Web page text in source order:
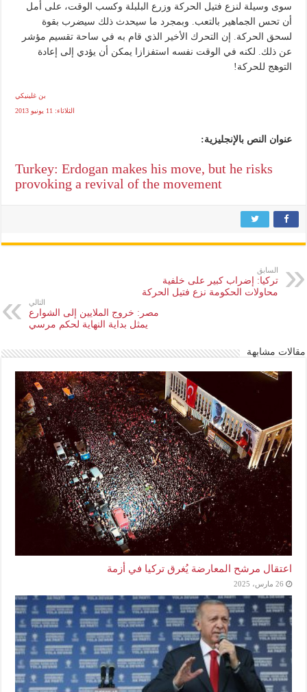
سوى وسيلة لنزع فتيل الحركة وزرع البلبلة وكسب الوقت، على أمل
أن تحس الجماهير بالتعب. وبمجرد ما سيحدث ذلك سيضرب بقوة
لسحق الحركة. إن التحرك الأخير الذي قام به في ساحة تقسيم مؤشر
عن ذلك. لكنه في الوقت نفسه استفزازا يمكن أن يؤدي إلى إعادة
التوهج للحركة!
بن غلينيكي
الثلاثاء: 11 يونيو 2013
عنوان النص بالإنجليزية:
Turkey: Erdogan makes his move, but he risks
provoking a revival of the movement
السابق
تركيا: إضراب كبير على خلفية
محاولات الحكومة نزع فتيل الحركة
التالي
مصر: خروج الملايين إلى الشوارع
يمثل بداية النهاية لحكم مرسي
مقالات مشابهة
اعتقال مرشح المعارضة يُغرق تركيا في أزمة
26 مارس، 2025